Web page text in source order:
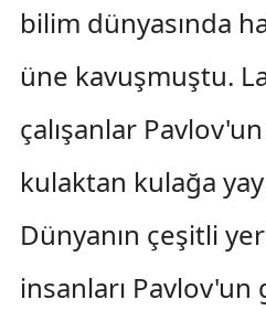
bilim dünyasında
üne kavuşmuştu.
çalışanlar
kulaktan kulağa
Dünyanın çeşitli
insanları